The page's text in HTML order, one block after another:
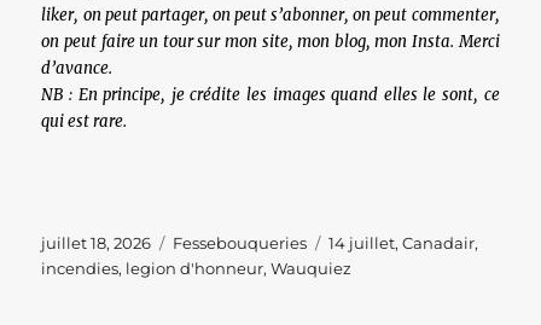
liker, on peut partager, on peut s’abonner, on peut commenter,
on peut faire un tour sur mon site, mon blog, mon Insta. Merci
d’avance.
NB : En principe, je crédite les images quand elles le sont, ce
qui est rare.
Publié
le
juillet 18, 2026 Catégories
Fessebouqueries Étiquettes
14 juillet,Canadair,
incendies, legion d'honneur,Wauquiez